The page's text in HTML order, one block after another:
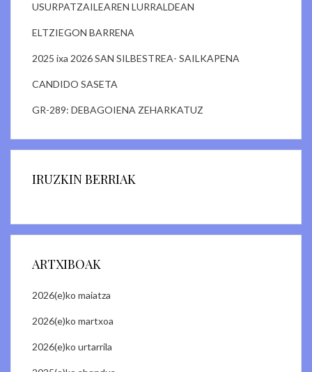
USURPATZAILEAREN LURRALDEAN
ELTZIEGON BARRENA
2025 ixa 2026 SAN SILBESTREA- SAILKAPENA
CANDIDO SASETA
GR-289: DEBAGOIENA ZEHARKATUZ
IRUZKIN BERRIAK
ARTXIBOAK
2026(e)ko maiatza
2026(e)ko martxoa
2026(e)ko urtarrila